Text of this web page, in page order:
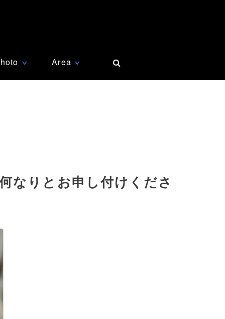
∨ Area ∨
なりとお申し付けくださ